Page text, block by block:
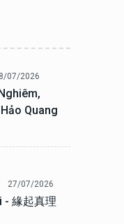
07/2026
Quang
27/07/2026
- 緣起真理